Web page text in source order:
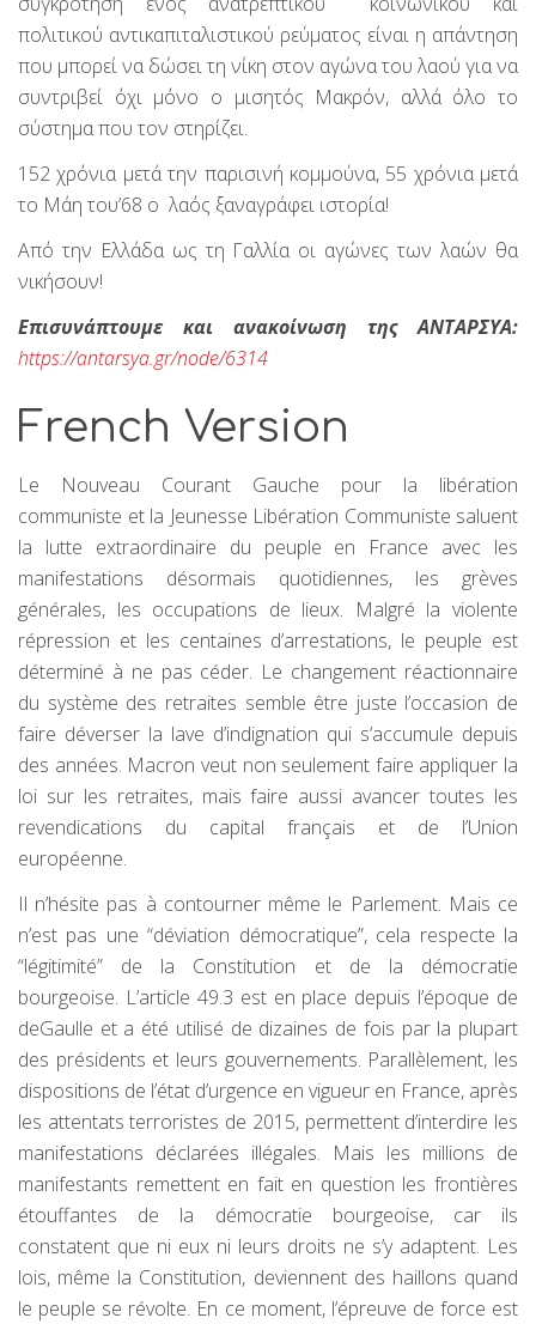
πολιτικού αντικαπιταλιστικού ρεύματος είναι η απάντηση
που μπορεί να δώσει τη νίκη στον αγώνα του λαού για να
συντριβεί όχι μόνο ο μισητός Μακρόν, αλλά όλο το
σύστημα που τον στηρίζει.
152 χρόνια μετά την παρισινή κομμούνα, 55 χρόνια μετά
το Μάη του’68 ο λαός ξαναγράφει ιστορία!
Από την Ελλάδα ως τη Γαλλία οι αγώνες των λαών θα
νικήσουν!
Επισυνάπτουμε και ανακοίνωση της ΑΝΤΑΡΣΥΑ:
https://antarsya.gr/node/6314
French Version
Le Nouveau Courant Gauche pour la libération
communiste et la Jeunesse Libération Communiste saluent
la lutte extraordinaire du peuple en France avec les
manifestations désormais quotidiennes, les grèves
générales, les occupations de lieux. Malgré la violente
répression et les centaines d’arrestations, le peuple est
déterminé à ne pas céder. Le changement réactionnaire
du système des retraites semble être juste l’occasion de
faire déverser la lave d’indignation qui s’accumule depuis
des années. Macron veut non seulement faire appliquer la
loi sur les retraites, mais faire aussi avancer toutes les
revendications du capital français et de l’Union
européenne.
Il n’hésite pas à contourner même le Parlement. Mais ce
n’est pas une “déviation démocratique”, cela respecte la
“légitimité” de la Constitution et de la démocratie
bourgeoise. L’article 49.3 est en place depuis l’époque de
deGaulle et a été utilisé de dizaines de fois par la plupart
des présidents et leurs gouvernements. Parallèlement, les
dispositions de l’état d’urgence en vigueur en France, après
les attentats terroristes de 2015, permettent d’interdire les
manifestations déclarées illégales. Mais les millions de
manifestants remettent en fait en question les frontières
étouffantes de la démocratie bourgeoise, car ils
constatent que ni eux ni leurs droits ne s’y adaptent. Les
lois, même la Constitution, deviennent des haillons quand
le peuple se révolte. En ce moment, l’épreuve de force est